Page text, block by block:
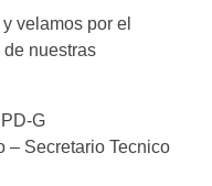
velamos por el
nuestras
G
– Secretario Tecnico